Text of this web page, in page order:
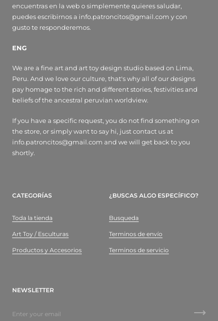
encuentras en la web o simplemente quieres saludar,
puedes escribirnos a info.patroncitos@gmail.com y con
gusto te responderemos.
ENG
We are a fine art and art toy design studio based on Lima,
Peru. And we love our culture, that's why all of our designs
pay homage to the rich and different stories, festivities and
beliefs of the ancestral peruvian worldview.
If you have a specific request, you do not find something on
the store, or simply want to say hi, just contact us at
info.patroncitos@gmail.com and we will get back to you
shortly.
CATEGORÍAS
Toda la tienda
Art Toy / Esculturas
Productos y Accesorios
¿BUSCAS ALGO ESPECÍFICO?
Busqueda
Terminos de envío
Terminos de servicio
NEWSLETTER